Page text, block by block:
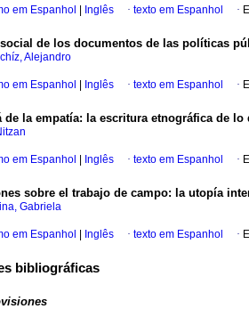
em Espanhol Inglês · texto em Espanhol ·
de los documentos de las políticas
Alejandro
em Espanhol Inglês · texto em Espanhol ·
de la empatía: la escritura etnográfica de lo
em Espanhol Inglês · texto em Espanhol ·
sobre el trabajo de campo: la utopía
Gabriela
em Espanhol Inglês · texto em Espanhol ·
bibliográficas